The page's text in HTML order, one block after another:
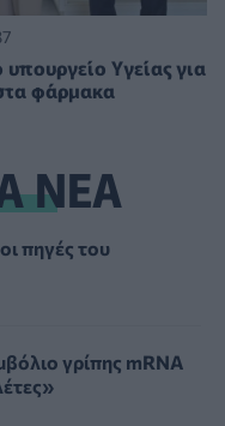
Υγείας για
φάρμακα
ΝΕΑ
πηγές του
γρίπης mRNA